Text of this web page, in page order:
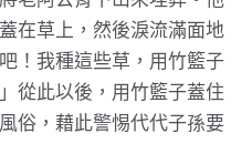
在草上，然後淚流滿面地
！我種這些草，用竹籃子
從此以後，用竹籃子蓋住
俗，藉此警惕代代子孫要